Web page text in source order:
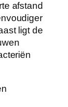
afstand
ligt de